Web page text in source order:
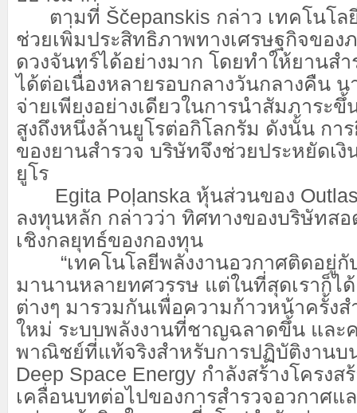
ตามที่ Ščepanskis กล่าว เทคโนโล
ช่วยเพิ่มประสิทธิภาพทางเศรษฐกิจของ
ดวงจันทร์ได้อย่างมาก โดยทำให้ยานสำ
ได้ต่อเนื่องหลายรอบกลางวันกลางคืน
จ่ายเพียงอย่างเดียวในการนำสัมภาระ
สูงถึงหนึ่งล้านยูโรต่อกิโลกรัม ดังนั้น กา
ของยานสำรวจ บริษัทจึงช่วยประหยัดเ
ยูโร
Egita Poļanska หุ้นส่วนของ
ลงทุนหลัก กล่าวว่า ทิศทางของบริษัทส
เชิงกลยุทธ์ของกองทุน
“เทคโนโลยีพลังงานอวกาศติดอยู่กั
มานานหลายทศวรรษ แต่ในที่สุดเราก็ไ
ต่างๆ มารวมกันเพื่อความก้าวหน้าครั้ง
ใหม่ ระบบพลังงานที่ชาญฉลาดขึ้น และ
พาณิชย์ที่แท้จริงสำหรับการปฏิบัติงานบ
Deep Space Energy กำลังสร้างโครง
เคลื่อนบทต่อไปของการสำรวจอวกาศแ